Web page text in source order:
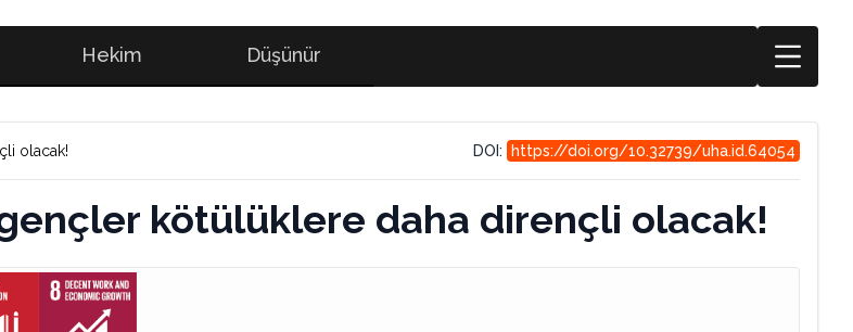
Hekim Düşünür
olacak! DOI: https://doi.org/10.32739/uha.id.64054
gençler kötülüklere daha dirençli olacak!